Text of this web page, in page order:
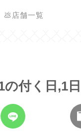
💩店舗一覧
付く日,1